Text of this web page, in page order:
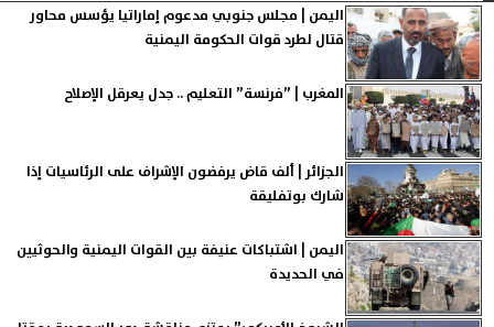
اليمن | مجلس جنوبي مدعوم إماراتيا يؤسس محاور
قتال لطرد قوات الحكومة اليمنية
المغرب | ”فرنسة” التعليم .. جدل يعرقل الإصلاح
الجزائر | ألف قاض يرفضون الإشراف على الرئاسيات إذا
شارك بوتفليقة
اليمن | اشتباكات عنيفة بين القوات اليمنية والحوثيين
في الحديدة